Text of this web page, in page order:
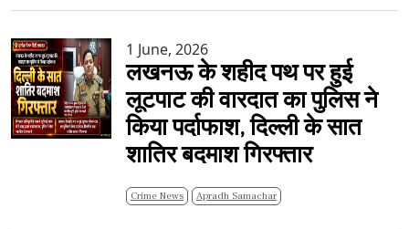
1 June, 2026
लखनऊ के शहीद पथ पर हुई
लूटपाट की वारदात का पुलिस ने
किया पर्दाफाश, दिल्ली के सात
शातिर बदमाश गिरफ्तार
Crime News Apradh Samachar